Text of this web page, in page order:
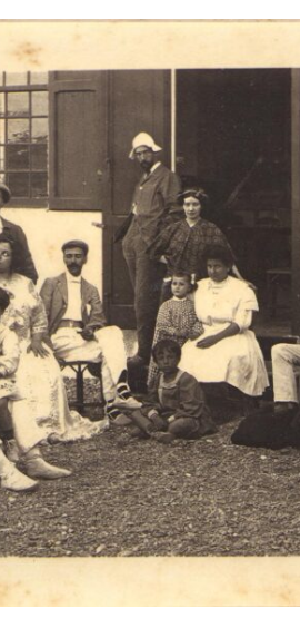
Madrid, Bilbao y Lisboa. En ese
por el expresionismo.
y su producción experimenta un
mineral del lugar, dirige la atención a las
naturales se convierten en los
formas anamórficas,
conecta con una tradición artística
surrealismo.
se refuerzan los vínculos
culminando en una profunda amistad